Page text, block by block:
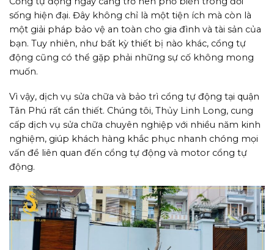
sống hiện đại. Đây không chỉ là một tiện ích mà còn là
một giải pháp bảo vệ an toàn cho gia đình và tài sản của
bạn. Tuy nhiên, như bất kỳ thiết bị nào khác, cổng tự
động cũng có thể gặp phải những sự cố không mong
muốn.
Vì vậy, dịch vụ sửa chữa và bảo trì cổng tự động tại quận
Tân Phú rất cần thiết. Chúng tôi, Thủy Linh Long, cung
cấp dịch vụ sửa chữa chuyên nghiệp với nhiều năm kinh
nghiệm, giúp khách hàng khắc phục nhanh chóng mọi
vấn đề liên quan đến cổng tự động và motor cổng tự
động.